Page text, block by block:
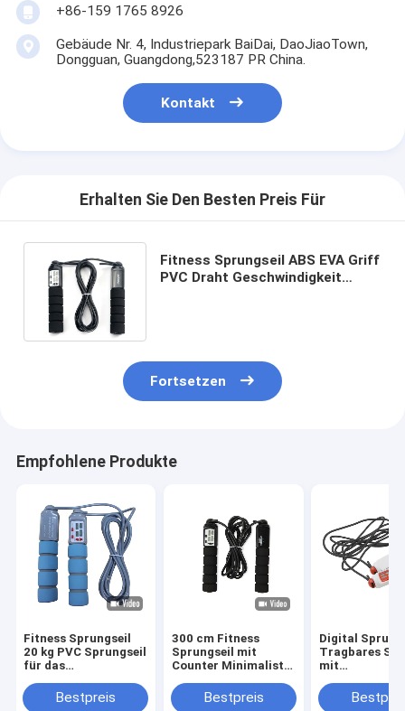
+86-159 1765 8926
Gebäude Nr. 4, Industriepark BaiDai, DaoJiaoTown,
Dongguan, Guangdong,523187 PR China.
Kontakt
Erhalten Sie Den Besten Preis Für
Fitness Sprungseil ABS EVA Griff
PVC Draht Geschwindigkeit
Fortsetzen
Empfohlene Produkte
Fitness Sprungseil
20 kg PVC Sprungseil
für das
PP-Griff OK-168
Baby Blau Farbe
Bestpreis
300 cm Fitness
Sprungseil mit
Counter Minimalist
maßgeschneiderte
Sportwerkzeug
Bestpreis
Digital
Tragbares
mit
und Runden-
für effektives